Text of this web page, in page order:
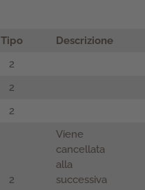
Tipo
Descrizione
2
2
2
2
Viene
cancellata
alla
successiva